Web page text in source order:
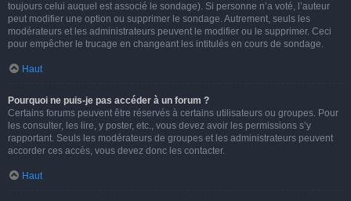
toujours celui auquel est associé le sondage). Si personne n’a voté, l’auteur
peut modifier une option ou supprimer le sondage. Autrement, seuls les
modérateurs et les administrateurs peuvent le modifier ou le supprimer. Ceci
pour empêcher le trucage en changeant les intitulés en cours de sondage.
Haut
Pourquoi ne puis-je pas accéder à un forum ?
Certains forums peuvent être réservés à certains utilisateurs ou groupes. Pour
les consulter, les lire, y poster, etc., vous devez avoir les permissions s’y
rapportant. Seuls les modérateurs de groupes et les administrateurs peuvent
accorder ces accès, vous devez donc les contacter.
Haut